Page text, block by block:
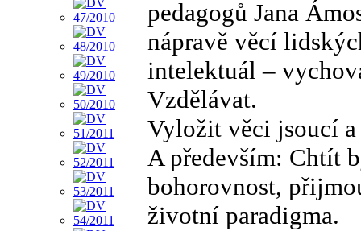
pedagogů Jana
nápravě věcí
intelektuál –
Vzdělávat.
Vyložit věci jsoucí
A především: Chtít
bohorovnost,
životní paradigma.